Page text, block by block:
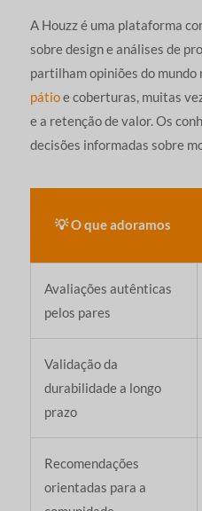
A Houzz é uma plataforma
sobre design e análises de
partilham opiniões do mundo
pátioe coberturas, muitas
e a retenção de valor. Os
decisões informadas sobre
💡 O que adoramos
Avaliações autênticas
pelos pares
Validação da
durabilidade a longo
prazo
Recomendações
orientadas para a